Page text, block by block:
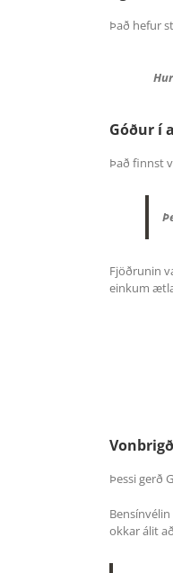
Það hefur
Góður í
Það finnst
Fjöðrunin
einkum
Þessi gerð
okkar álit